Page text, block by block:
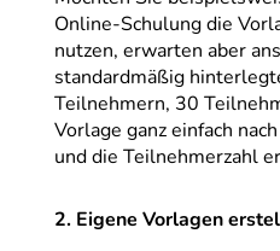
Online-Schulung die
nutzen, erwarten aber
standardmäßig
Teilnehmern, 30
Vorlage ganz einfach
und die Teilnehmerzahl
2. Eigene Vorlagen